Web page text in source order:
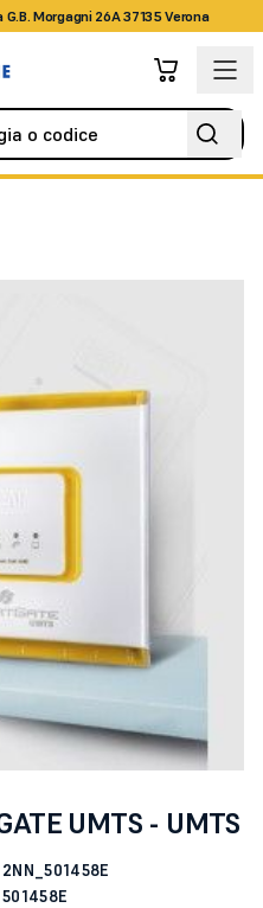
G.B. Morgagni 26A 37135 Verona
UMTS - UMTS
2NN_501458E
501458E